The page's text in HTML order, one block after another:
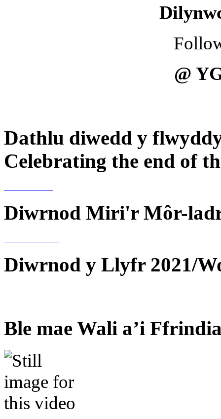
@
Dathlu diwedd y
Celebrating the end of
Diwrnod Miri'r Môr-
Diwrnod y Llyfr 2021/
Ble mae Wali a’i